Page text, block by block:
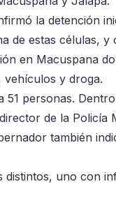
la detención
de estas células, y
en Macuspana
vehículos y droga.
51 personas.
de la Policía
también
distintos, uno con